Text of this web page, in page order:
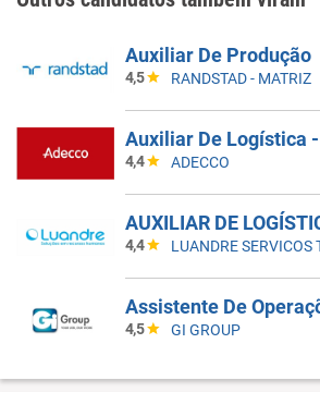
Auxiliar De Produção
4,5 RANDSTAD - MATRIZ
Auxiliar De Logística
4,4 ADECCO
4,4
4,5 GI GROUP